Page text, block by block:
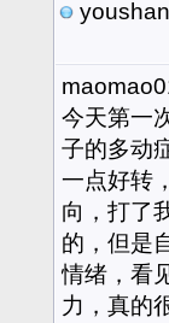
今天第一
子的多动
一点好转
向，打了
的，但是
情绪，看
力，真的